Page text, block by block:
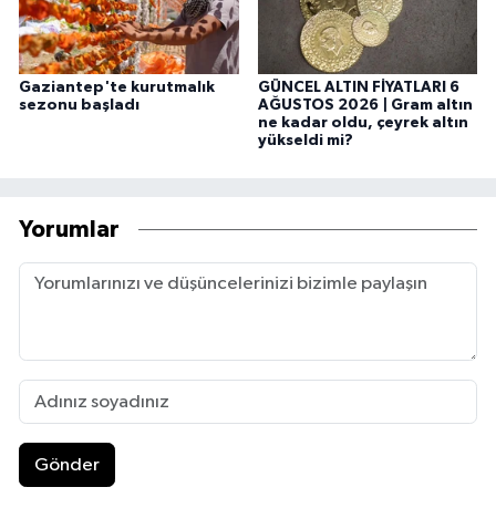
Gaziantep'te kurutmalık
sezonu başladı
GÜNCEL ALTIN FİYATLARI 6
AĞUSTOS 2026 | Gram altın
ne kadar oldu, çeyrek altın
yükseldi mi?
Yorumlar
Gönder